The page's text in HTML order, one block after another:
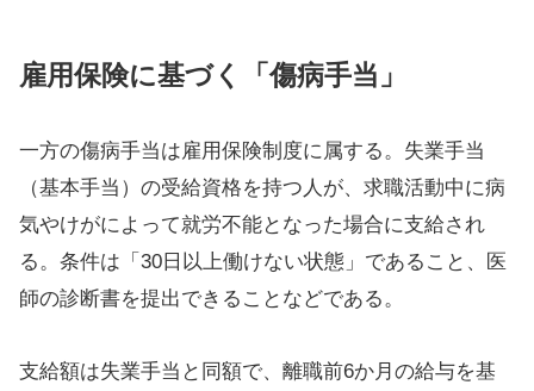
雇用保険に基づく「傷病手当」
一方の傷病手当は雇用保険制度に属する。失業手当
（基本手当）の受給資格を持つ人が、求職活動中に病
気やけがによって就労不能となった場合に支給され
る。条件は「30日以上働けない状態」であること、医
師の診断書を提出できることなどである。
支給額は失業手当と同額で、離職前6か月の給与を基